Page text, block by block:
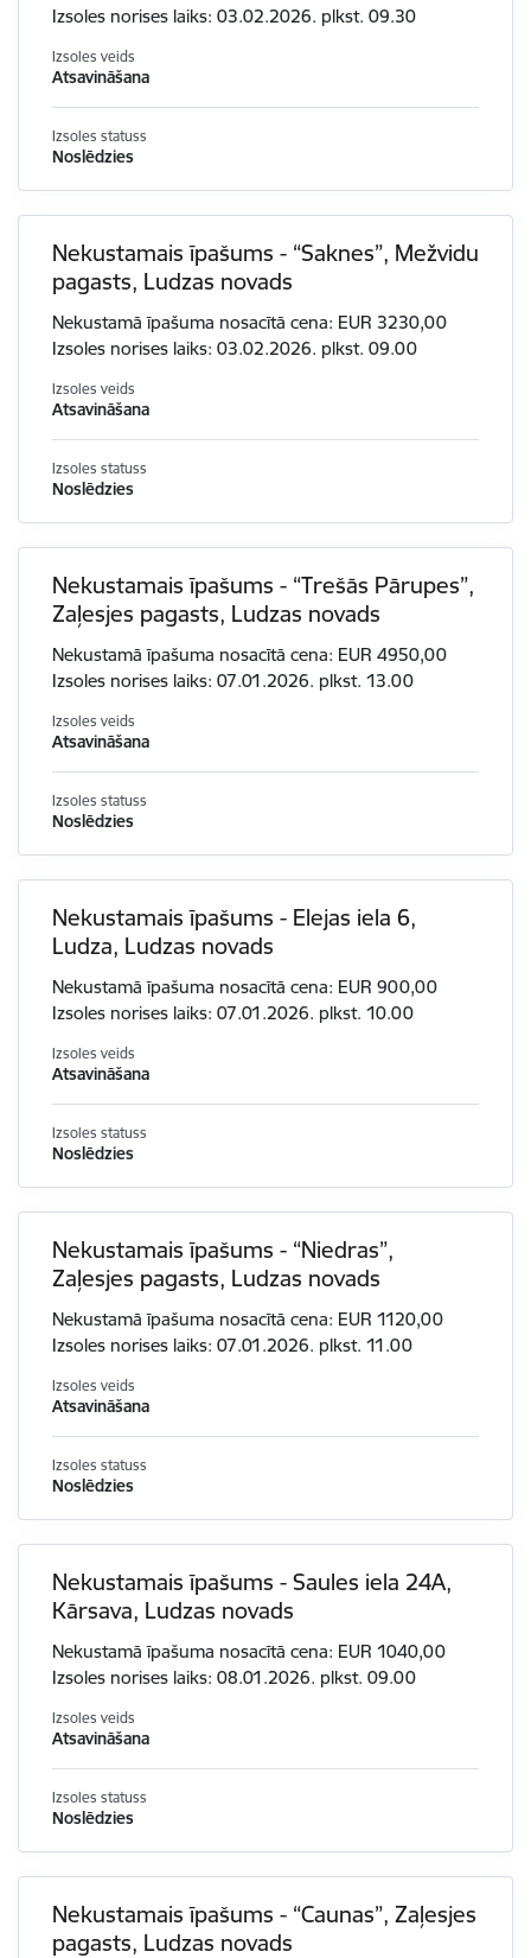
Izsoles norises laiks: 03.02.2026. plkst. 09.30
Izsoles veids
Atsavināšana
Izsoles statuss
Noslēdzies
Nekustamais īpašums - “Saknes”, Mežvidu
pagasts, Ludzas novads
Nekustamā īpašuma nosacītā cena: EUR 3230,00
Izsoles norises laiks: 03.02.2026. plkst. 09.00
Izsoles veids
Atsavināšana
Izsoles statuss
Noslēdzies
Nekustamais īpašums - “Trešās Pārupes”,
Zaļesjes pagasts, Ludzas novads
Nekustamā īpašuma nosacītā cena: EUR 4950,00
Izsoles norises laiks: 07.01.2026. plkst. 13.00
Izsoles veids
Atsavināšana
Izsoles statuss
Noslēdzies
Nekustamais īpašums - Elejas iela 6,
Ludza, Ludzas novads
Nekustamā īpašuma nosacītā cena: EUR 900,00
Izsoles norises laiks: 07.01.2026. plkst. 10.00
Izsoles veids
Atsavināšana
Izsoles statuss
Noslēdzies
Nekustamais īpašums - “Niedras”,
Zaļesjes pagasts, Ludzas novads
Nekustamā īpašuma nosacītā cena: EUR 1120,00
Izsoles norises laiks: 07.01.2026. plkst. 11.00
Izsoles veids
Atsavināšana
Izsoles statuss
Noslēdzies
Nekustamais īpašums - Saules iela 24A,
Kārsava, Ludzas novads
Nekustamā īpašuma nosacītā cena: EUR 1040,00
Izsoles norises laiks: 08.01.2026. plkst. 09.00
Izsoles veids
Atsavināšana
Izsoles statuss
Noslēdzies
Nekustamais īpašums - “Caunas”, Zaļesjes
pagasts, Ludzas novads